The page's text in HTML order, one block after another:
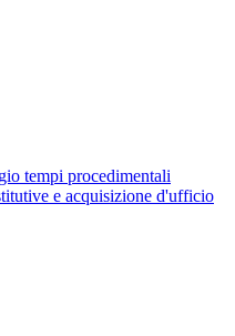
tempi procedimentali
e acquisizione d'ufficio